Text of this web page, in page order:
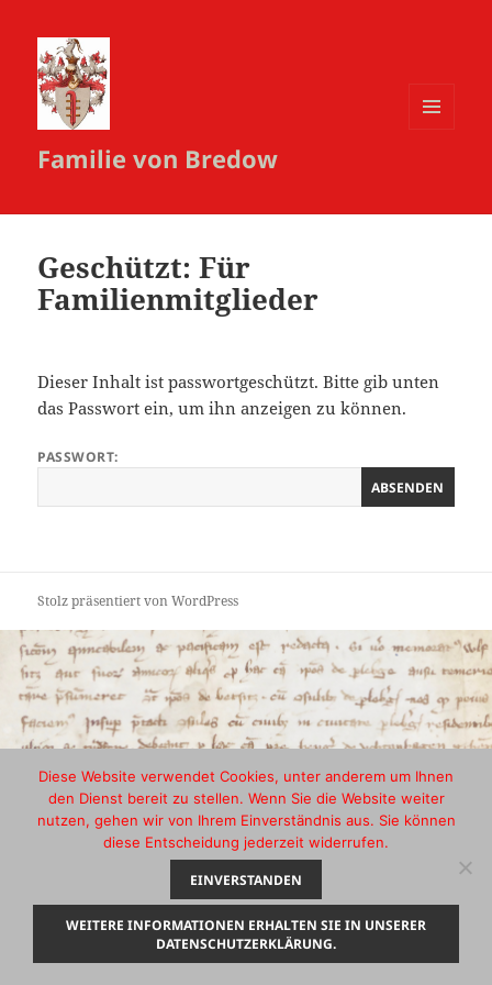
Familie von Bredow
Geschützt: Für
Familienmitglieder
Dieser Inhalt ist passwortgeschützt. Bitte gib unten
das Passwort ein, um ihn anzeigen zu können.
PASSWORT:
Stolz präsentiert von WordPress
Diese Website verwendet Cookies, unter anderem um Ihnen
den Dienst bereit zu stellen. Wenn Sie die Website weiter
nutzen, gehen wir von Ihrem Einverständnis aus. Sie können
diese Entscheidung jederzeit widerrufen.
EINVERSTANDEN
WEITERE INFORMATIONEN ERHALTEN SIE IN UNSERER
DATENSCHUTZERKLÄRUNG.